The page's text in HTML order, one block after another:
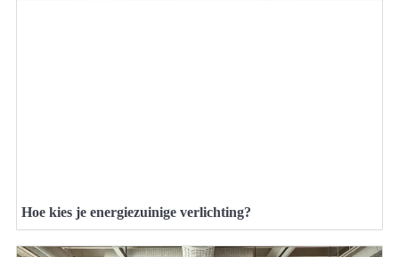
Hoe kies je energiezuinige verlichting?